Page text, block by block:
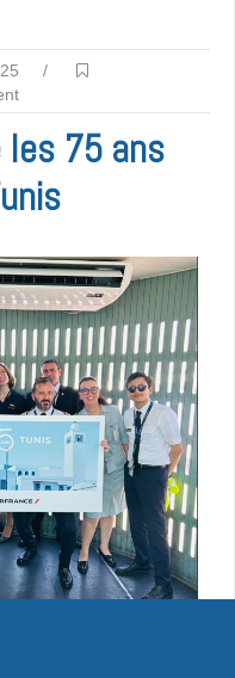
/
les 75 ans